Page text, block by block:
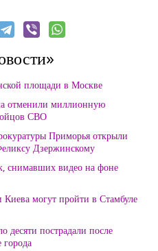
площади в Москве
отменили миллионную
СВО
Приморья открыли
Дзержинскому
снимавших видео на фоне
могут пройти в Стамбуле
десяти пострадали после